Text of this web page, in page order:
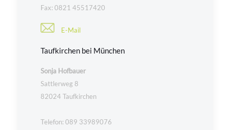
Fax: 0821 45517420
E-Mail
Taufkirchen bei München
Sonja Hofbauer
Sattlerweg 8
82024 Taufkirchen
Telefon: 089 33989076